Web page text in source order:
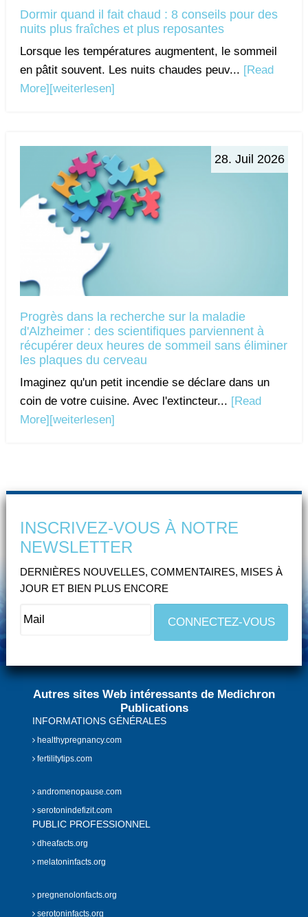
Dormir quand il fait chaud : 8 conseils pour des
nuits plus fraîches et plus reposantes
Lorsque les températures augmentent, le sommeil
en pâtit souvent. Les nuits chaudes peuv... [Read
More] [weiterlesen]
28. Juil 2026
Progrès dans la recherche sur la maladie
d'Alzheimer : des scientifiques parviennent à
récupérer deux heures de sommeil sans éliminer
les plaques du cerveau
Imaginez qu'un petit incendie se déclare dans un
coin de votre cuisine. Avec l'extincteur... [Read
More][weiterlesen]
INSCRIVEZ-VOUS À NOTRE
NEWSLETTER
DERNIÈRES NOUVELLES, COMMENTAIRES, MISES À
JOUR ET BIEN PLUS ENCORE
Autres sites Web intéressants de Medichron
Publications
INFORMATIONS GÉNÉRALES
healthypregnancy.com
fertilitytips.com
andromenopause.com
serotonindefizit.com
PUBLIC PROFESSIONNEL
dheafacts.org
melatoninfacts.org
pregnenolonfacts.org
serotoninfacts.org